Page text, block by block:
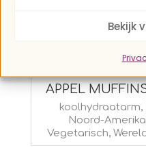
Bekijk
APPEL
2015-
25
koolhydraatarm,
Noord-Amerika
Vegetarisch,